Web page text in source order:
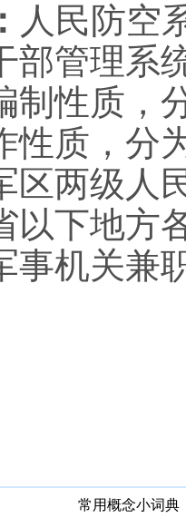
人民防空
部管理系
制性质，
性质，分
区两级人
以下地方
事机关兼
常用概念小词典